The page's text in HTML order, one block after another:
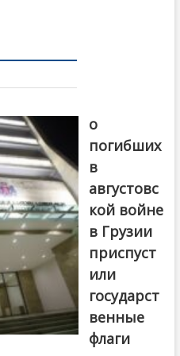
о
погибших
в
августовс
кой войне
в Грузии
приспуст
или
государст
венные
флаги